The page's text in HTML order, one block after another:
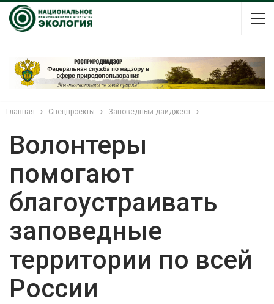
Главная Спецпроекты Заповедный дайджест
Волонтеры
помогают
благоустраивать
заповедные
территории по всей
России